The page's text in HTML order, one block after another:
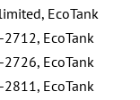
, EcoTank
2712, EcoTank
2726, EcoTank
2811, EcoTank